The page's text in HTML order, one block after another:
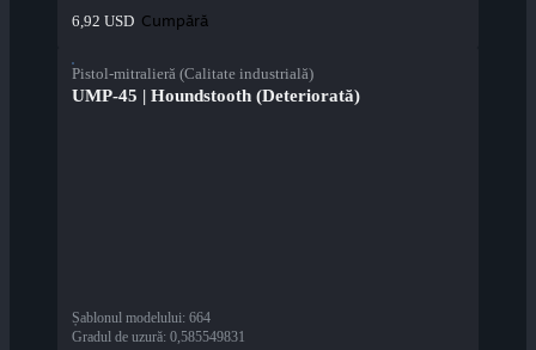
6,92 USD Cumpără
Pistol-mitralieră (Calitate industrială)
UMP-45 | Houndstooth (Deteriorată)
Șablonul modelului: 664
Gradul de uzură: 0,585549831